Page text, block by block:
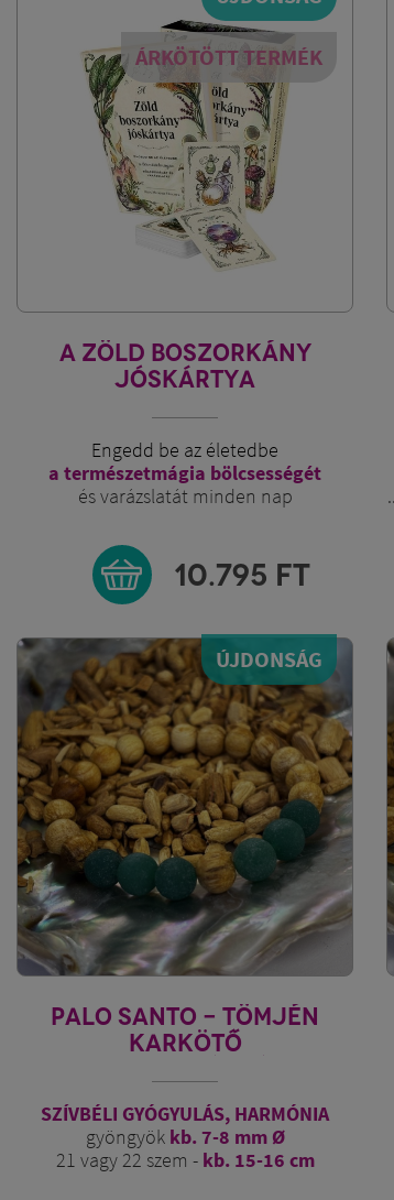
ÁRKÖTÖTT TERMÉK
A ZÖLD BOSZORKÁNY
JÓSKÁRTYA
Engedd be az életedbe
a természetmágia bölcsességét
és varázslatát minden nap
10.795 FT
ÚJDONSÁG
PALO SANTO - TÖMJÉN
KARKÖTŐ
SZÍVBÉLI GYÓGYULÁS, HARMÓNIA
gyöngyök kb. 7-8 mm Ø
21 vagy 22 szem - kb. 15-16 cm